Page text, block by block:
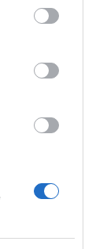
may click to
tags to
below Google
του
Άρνη!…
για